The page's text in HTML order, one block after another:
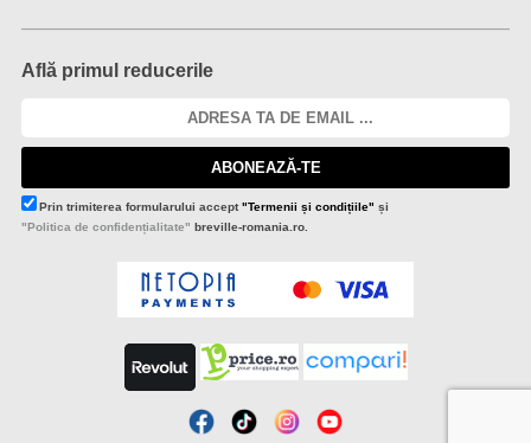
Află primul reducerile
ABONEAZĂ-TE
Prin trimiterea formularului accept"Termenii și condițiile" și
"Politica de confidențialitate" breville-romania.ro.